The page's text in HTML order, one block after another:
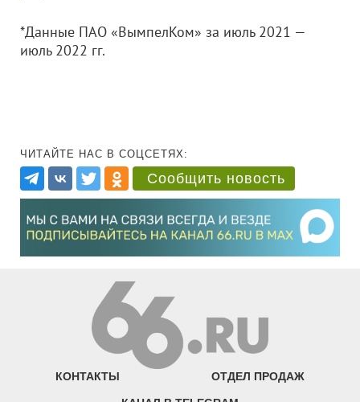
*Данные ПАО «ВымпелКом» за июль 2021 —
июль 2022 гг.
ЧИТАЙТЕ НАС В СОЦСЕТЯХ:
Сообщить новость
КОНТАКТЫ ОТДЕЛ ПРОДАЖ